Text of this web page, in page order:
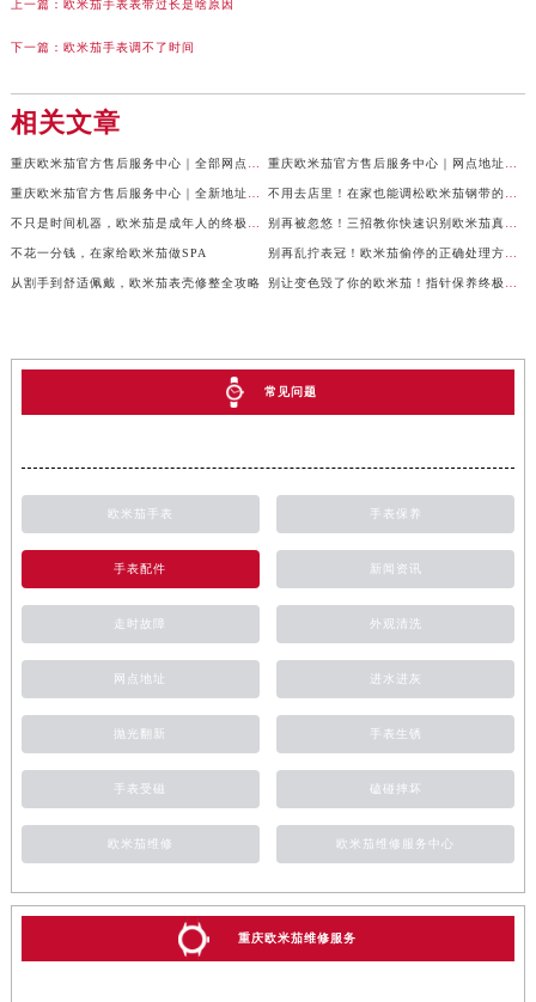
上一篇： 欧米茄手表表带过长是啥原因
下一篇： 欧米茄手表调不了时间
相关文章
不花一分钱，在家给欧米茄做SPA
从割手到舒适佩戴，欧米茄表壳修整全攻略
常见问题
欧米茄手表 手表保养
手表配件 新闻资讯
走时故障 外观清洗
网点地址 进水进灰
抛光翻新 手表生锈
手表受磁 磕碰摔坏
欧米茄维修 欧米茄维修服务中心
重庆欧米茄维修服务